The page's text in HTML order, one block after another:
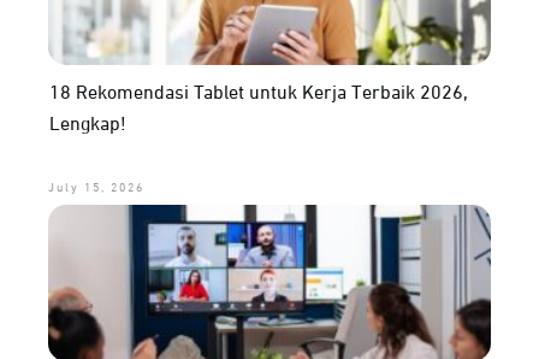
18 Rekomendasi Tablet untuk Kerja Terbaik 2026,
Lengkap!
July 15, 2026